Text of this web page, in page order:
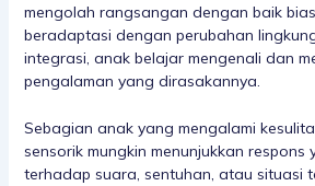
mengolah rangsangan dengan baik
beradaptasi dengan perubahan
integrasi, anak belajar mengenali dan
pengalaman yang dirasakannya.
Sebagian anak yang mengalami
sensorik mungkin menunjukkan respons
terhadap suara, sentuhan, atau situasi